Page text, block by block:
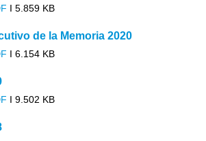
I 5.859 KB
de la Memoria 2020
I 6.154 KB
I 9.502 KB